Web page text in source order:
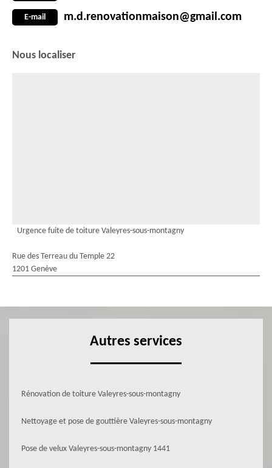
E-mail m.d.renovationmaison@gmail.com
Nous localiser
Urgence fuite de toiture Valeyres-sous-montagny
Rue des Terreau du Temple 22
1201 Genève
Autres services
Rénovation de toiture Valeyres-sous-montagny
Nettoyage et pose de gouttière Valeyres-sous-montagny
Pose de velux Valeyres-sous-montagny 1441